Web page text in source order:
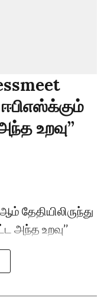
உறவு’’
தேதியிலிருந்து
அந்த உறவு’’